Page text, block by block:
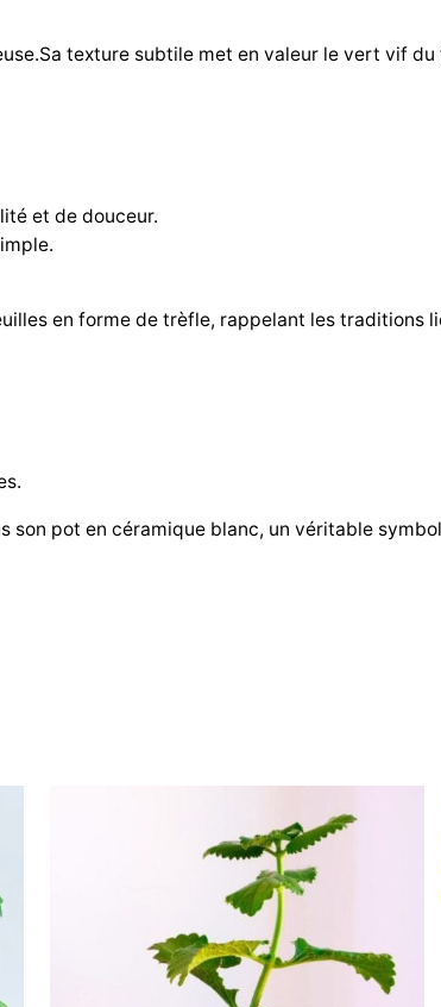
texture subtile met en valeur le vert vif
et de douceur.
en forme de trèfle, rappelant les traditions
son pot en céramique blanc, un véritable